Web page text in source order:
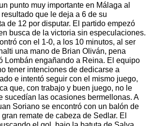
punto muy importante en Málaga al
que le deja a 6 de su
de 12 por disputar. El partido empezó
busca de la victoria sin especulaciones.
con el 1-0, a los 10 minutos, al ser
una mano de Brian Oliván, pena
Lombán engañando a Reina. El equipo
tener intenciones de dedicarse a
e intentó seguir con el mismo juego,
que, con trabajo y buen juego, no le
sucedían las ocasiones bermellonas. A
Soriano se encontró con un balón de
remate de cabeza de Sedlar. El